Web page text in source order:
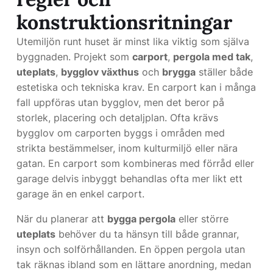
konstruktionsritningar
Utemiljön runt huset är minst lika viktig som själva
byggnaden. Projekt som carport, pergola med tak,
uteplats, bygglov växthus och brygga ställer både
estetiska och tekniska krav. En carport kan i många
fall uppföras utan bygglov, men det beror på
storlek, placering och detaljplan. Ofta krävs
bygglov om carporten byggs i områden med
strikta bestämmelser, inom kulturmiljö eller nära
gatan. En carport som kombineras med förråd eller
garage delvis inbyggt behandlas ofta mer likt ett
garage än en enkel carport.
När du planerar att bygga pergola eller större
uteplats behöver du ta hänsyn till både grannar,
insyn och solförhållanden. En öppen pergola utan
tak räknas ibland som en lättare anordning, medan